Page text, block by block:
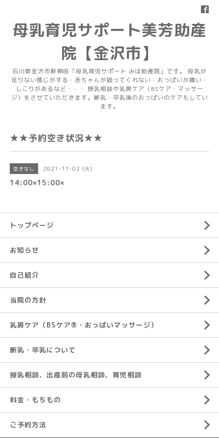
母乳育児サポート美芳助産
院【金沢市】
石川県金沢市新神田「母乳育児サポート みほ助産院」です。 母乳が
足りない感じがする・赤ちゃんが吸ってくれない・おっぱいが痛い・
しこりがあるなど・・・ 授乳相談や乳房ケア（BSケア・マッサー
ジ）をさせていただきます。断乳・卒乳後のおっぱいのケアもしてい
ます。
★★予約空き状況★★
空きなし 2021-11-02 (火)
14:00×15:00×
トップページ
お知らせ
自己紹介
当院の方針
乳房ケア（BSケア®︎・おっぱいマッサージ）
断乳・卒乳について
授乳相談、出産前の母乳相談、育児相談
料金・もちもの
ご予約方法